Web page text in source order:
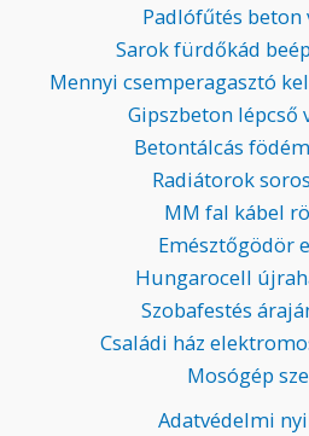
Padlófűtés beton
Sarok fürdőkád
Mennyi csemperagasztó
Gipszbeton lépcső
Betontálcás
Radiátorok
MM fal kábel
Emésztőgödör
Hungarocell
Szobafestés
Családi ház
Mosógép
Adatvédelmi